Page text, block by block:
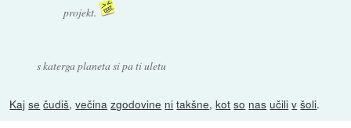
projekt.
s katerga planeta si pa ti uletu
Kaj se čudiš,večina zgodovine ni takšne,kot so nas učili v šoli.